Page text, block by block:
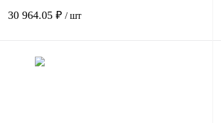
30 964.05 ₽ / шт